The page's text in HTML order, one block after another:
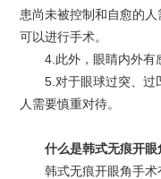
患尚未被控制和自愈的
可以进行手术。
4.此外，眼睛内外有
5.对于眼球过突、过
人需要慎重对待。
什么是韩式无痕开眼
韩式无痕开眼角手